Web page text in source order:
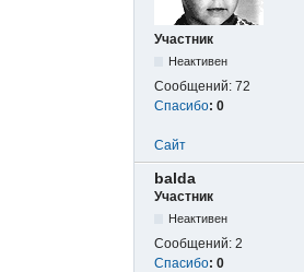
Участник
Неактивен
Сообщений: 72
Спасибо: 0
Сайт
balda
Участник
Неактивен
Сообщений: 2
Спасибо: 0